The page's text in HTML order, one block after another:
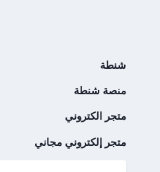
شنطة
منصة شنطة
متجر الكتروني
متجر إلكتروني مجاني